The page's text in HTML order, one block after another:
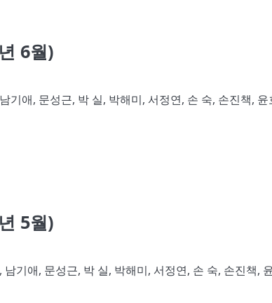
6월)
기애, 문성근, 박 실, 박해미, 서정연, 손 숙, 손진책, 윤
5월)
기애, 문성근, 박 실, 박해미, 서정연, 손 숙, 손진책,